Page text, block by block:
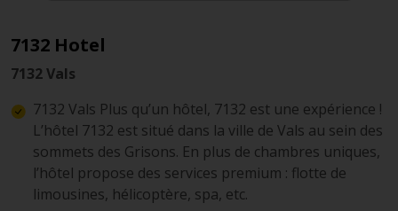
7132 Hotel
7132 Vals
7132 Vals Plus qu’un hôtel, 7132 est une expérience !
L’hôtel 7132 est situé dans la ville de Vals au sein des
sommets des Grisons. En plus de chambres uniques,
l’hôtel propose des services premium : flotte de
limousines, hélicoptère, spa, etc.